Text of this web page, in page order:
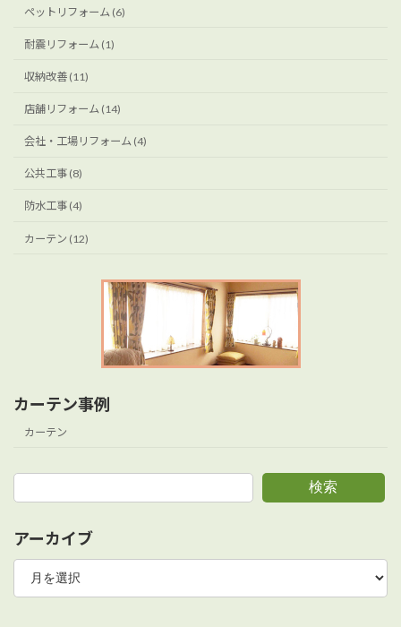
ペットリフォーム (6)
耐震リフォーム (1)
収納改善 (11)
店舗リフォーム (14)
会社・工場リフォーム (4)
公共工事 (8)
防水工事 (4)
カーテン (12)
カーテン事例
カーテン
検索
アーカイブ
ア
カ